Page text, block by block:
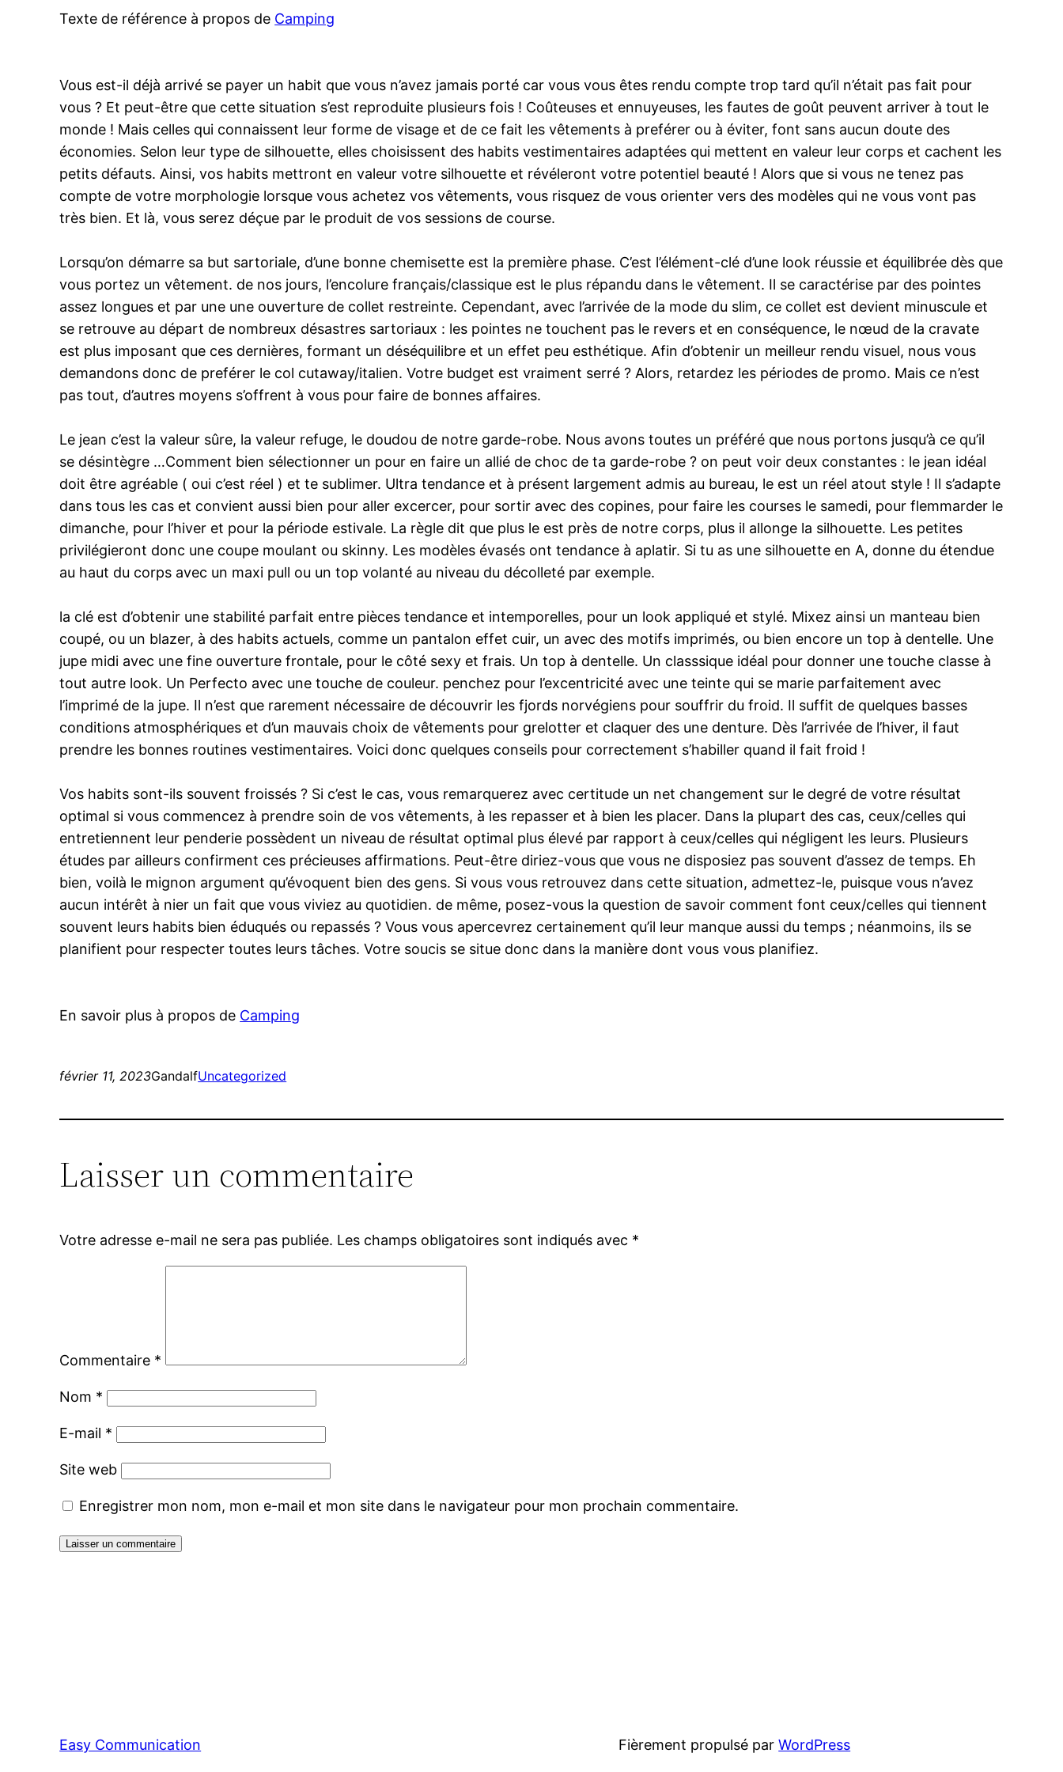
Texte de référence à propos de Camping
Vous est-il déjà arrivé se payer un habit que vous n’avez jamais porté car vous vous êtes rendu compte trop tard qu’il n’était pas fait pour
vous ? Et peut-être que cette situation s’est reproduite plusieurs fois ! Coûteuses et ennuyeuses, les fautes de goût peuvent arriver à tout le
monde ! Mais celles qui connaissent leur forme de visage et de ce fait les vêtements à preférer ou à éviter, font sans aucun doute des
économies. Selon leur type de silhouette, elles choisissent des habits vestimentaires adaptées qui mettent en valeur leur corps et cachent les
petits défauts. Ainsi, vos habits mettront en valeur votre silhouette et révéleront votre potentiel beauté ! Alors que si vous ne tenez pas
compte de votre morphologie lorsque vous achetez vos vêtements, vous risquez de vous orienter vers des modèles qui ne vous vont pas
très bien. Et là, vous serez déçue par le produit de vos sessions de course.
Lorsqu’on démarre sa but sartoriale, d’une bonne chemisette est la première phase. C’est l’élément-clé d’une look réussie et équilibrée dès que
vous portez un vêtement. de nos jours, l’encolure français/classique est le plus répandu dans le vêtement. Il se caractérise par des pointes
assez longues et par une une ouverture de collet restreinte. Cependant, avec l’arrivée de la mode du slim, ce collet est devient minuscule et
se retrouve au départ de nombreux désastres sartoriaux : les pointes ne touchent pas le revers et en conséquence, le nœud de la cravate
est plus imposant que ces dernières, formant un déséquilibre et un effet peu esthétique. Afin d’obtenir un meilleur rendu visuel, nous vous
demandons donc de preférer le col cutaway/italien. Votre budget est vraiment serré ? Alors, retardez les périodes de promo. Mais ce n’est
pas tout, d’autres moyens s’offrent à vous pour faire de bonnes affaires.
Le jean c’est la valeur sûre, la valeur refuge, le doudou de notre garde-robe. Nous avons toutes un préféré que nous portons jusqu’à ce qu’il
se désintègre …Comment bien sélectionner un pour en faire un allié de choc de ta garde-robe ? on peut voir deux constantes : le jean idéal
doit être agréable ( oui c’est réel ) et te sublimer. Ultra tendance et à présent largement admis au bureau, le est un réel atout style ! Il s’adapte
dans tous les cas et convient aussi bien pour aller excercer, pour sortir avec des copines, pour faire les courses le samedi, pour flemmarder le
dimanche, pour l’hiver et pour la période estivale. La règle dit que plus le est près de notre corps, plus il allonge la silhouette. Les petites
privilégieront donc une coupe moulant ou skinny. Les modèles évasés ont tendance à aplatir. Si tu as une silhouette en A, donne du étendue
au haut du corps avec un maxi pull ou un top volanté au niveau du décolleté par exemple.
la clé est d’obtenir une stabilité parfait entre pièces tendance et intemporelles, pour un look appliqué et stylé. Mixez ainsi un manteau bien
coupé, ou un blazer, à des habits actuels, comme un pantalon effet cuir, un avec des motifs imprimés, ou bien encore un top à dentelle. Une
jupe midi avec une fine ouverture frontale, pour le côté sexy et frais. Un top à dentelle. Un classsique idéal pour donner une touche classe à
tout autre look. Un Perfecto avec une touche de couleur. penchez pour l’excentricité avec une teinte qui se marie parfaitement avec
l’imprimé de la jupe. Il n’est que rarement nécessaire de découvrir les fjords norvégiens pour souffrir du froid. Il suffit de quelques basses
conditions atmosphériques et d’un mauvais choix de vêtements pour grelotter et claquer des une denture. Dès l’arrivée de l’hiver, il faut
prendre les bonnes routines vestimentaires. Voici donc quelques conseils pour correctement s’habiller quand il fait froid !
Vos habits sont-ils souvent froissés ? Si c’est le cas, vous remarquerez avec certitude un net changement sur le degré de votre résultat
optimal si vous commencez à prendre soin de vos vêtements, à les repasser et à bien les placer. Dans la plupart des cas, ceux/celles qui
entretiennent leur penderie possèdent un niveau de résultat optimal plus élevé par rapport à ceux/celles qui négligent les leurs. Plusieurs
études par ailleurs confirment ces précieuses affirmations. Peut-être diriez-vous que vous ne disposiez pas souvent d’assez de temps. Eh
bien, voilà le mignon argument qu’évoquent bien des gens. Si vous vous retrouvez dans cette situation, admettez-le, puisque vous n’avez
aucun intérêt à nier un fait que vous viviez au quotidien. de même, posez-vous la question de savoir comment font ceux/celles qui tiennent
souvent leurs habits bien éduqués ou repassés ? Vous vous apercevrez certainement qu’il leur manque aussi du temps ; néanmoins, ils se
planifient pour respecter toutes leurs tâches. Votre soucis se situe donc dans la manière dont vous vous planifiez.
En savoir plus à propos de Camping
février 11, 2023GandalfUncategorized
Laisser un commentaire
Votre adresse e-mail ne sera pas publiée. Les champs obligatoires sont indiqués avec *
Commentaire *
Nom *
E-mail *
Site web
Enregistrer mon nom, mon e-mail et mon site dans le navigateur pour mon prochain commentaire.
Easy Communication Fièrement propulsé parWordPress